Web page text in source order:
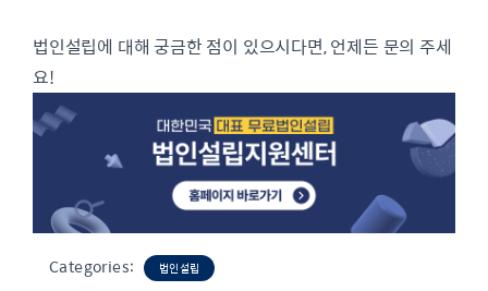
법인설립에 대해 궁금한 점이 있으시다면, 언제든 문의 주세
요!
Categories: 법인설립